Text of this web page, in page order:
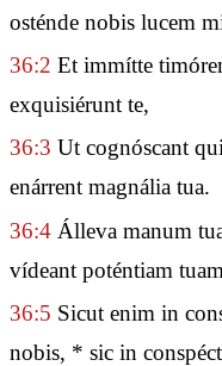
osténde nobis lucem
36:2 Et immítte
exquisiérunt te,
36:3 Ut cognóscant
enárrent magnália tua.
36:4 Álleva manum
vídeant poténtiam
36:5 Sicut enim in
nobis, * sic in